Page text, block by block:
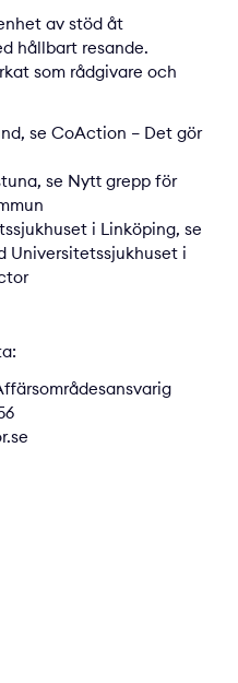
av stöd åt
hållbart resande.
som rådgivare och
se CoAction – Det gör
se Nytt grepp för
i Linköping, se
Universitetssjukhuset i